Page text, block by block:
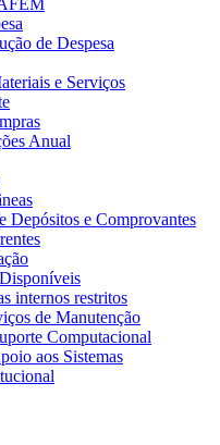
de Despesa
e Serviços
Anual
Depósitos e Comprovantes
internos restritos
de Manutenção
Computacional
aos Sistemas